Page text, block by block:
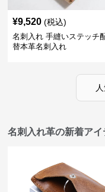
¥9,520 (税込)
名刺入れ 手縫いステッチ
替本革名刺入れ
名刺入れ革の新着アイ